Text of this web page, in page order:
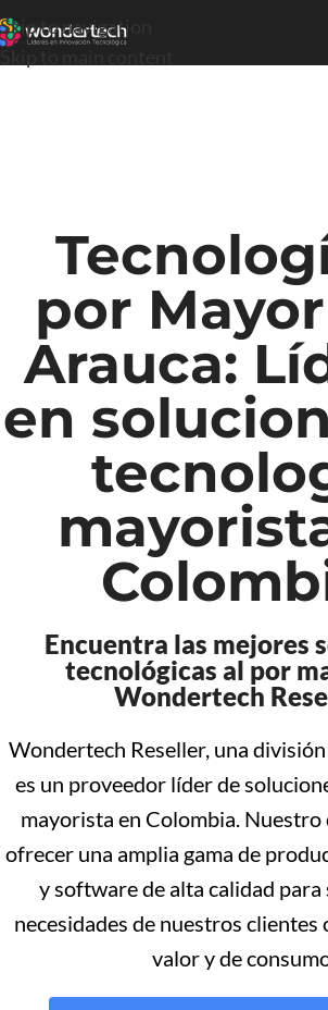
Skip to navigation
por
Arauca:
en
Encuentra las mejores
tecnológicas al por
Wondertech
Wondertech Reseller, una
es un proveedor líder de
mayorista en Colombia. Nuestro
ofrecer una amplia gama de
y software de alta calidad para
necesidades de nuestros
valor y de